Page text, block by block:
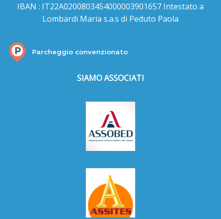
IBAN : IT22A0200803454000003901657 Intestato a
Lombardi Maria s.a.s di Peduto Paola
Parcheggio convenzionato
SIAMO ASSOCIATI